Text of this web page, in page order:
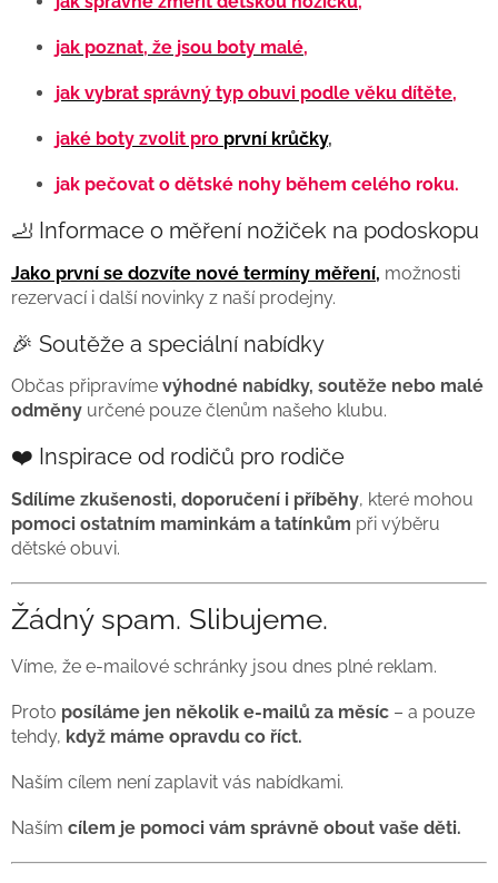
jak poznat, že jsou boty malé,
jak vybrat správný typ obuvi podle věku dítěte,
jaké boty zvolit pro první krůčky,
jak pečovat o dětské nohy během celého roku.
🦶 Informace o měření nožiček na podoskopu
Jako první se dozvíte nové termíny měření, možnosti
rezervací i další novinky z naší prodejny.
🎉 Soutěže a speciální nabídky
Občas připravíme výhodné nabídky, soutěže nebo malé
odměny určené pouze členům našeho klubu.
❤️ Inspirace od rodičů pro rodiče
Sdílíme zkušenosti, doporučení i příběhy, které mohou
pomoci ostatním maminkám a tatínkům při výběru
dětské obuvi.
Žádný spam. Slibujeme.
Víme, že e-mailové schránky jsou dnes plné reklam.
Proto posíláme jen několik e-mailů za měsíc – a pouze
tehdy, když máme opravdu co říct.
Naším cílem není zaplavit vás nabídkami.
Naším cílem je pomoci vám správně obout vaše děti.